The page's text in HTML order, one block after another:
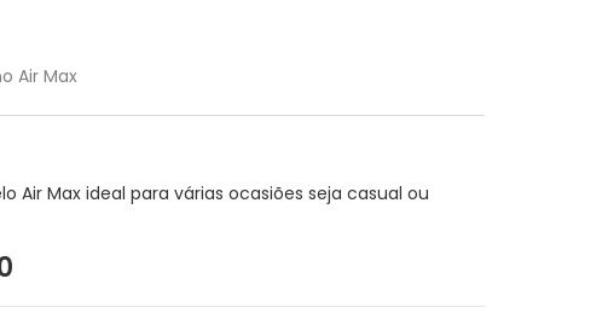
Air Max
Air Max ideal para várias ocasiões seja casual ou